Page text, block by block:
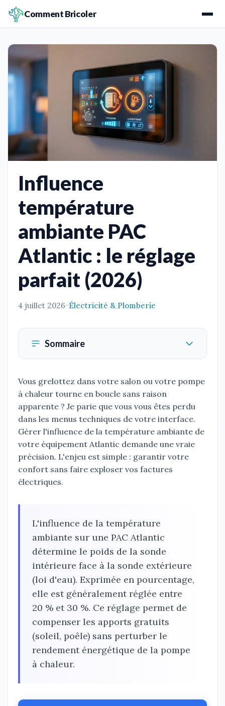
Comment Bricoler
Influence
température
ambiante PAC
Atlantic : le réglage
parfait (2026)
4 juillet 2026•Électricité & Plomberie
Sommaire
Vous grelottez dans votre salon ou votre pompe
à chaleur tourne en boucle sans raison
apparente ? Je parie que vous vous êtes perdu
dans les menus techniques de votre interface.
Gérer l'influence de la température ambiante de
votre équipement Atlantic demande une vraie
précision. L'enjeu est simple : garantir votre
confort sans faire exploser vos factures
électriques.
L'influence de la température
ambiante sur une PAC Atlantic
détermine le poids de la sonde
intérieure face à la sonde extérieure
(loi d'eau). Exprimée en pourcentage,
elle est généralement réglée entre
20 % et 30 %. Ce réglage permet de
compenser les apports gratuits
(soleil, poêle) sans perturber le
rendement énergétique de la pompe
à chaleur.